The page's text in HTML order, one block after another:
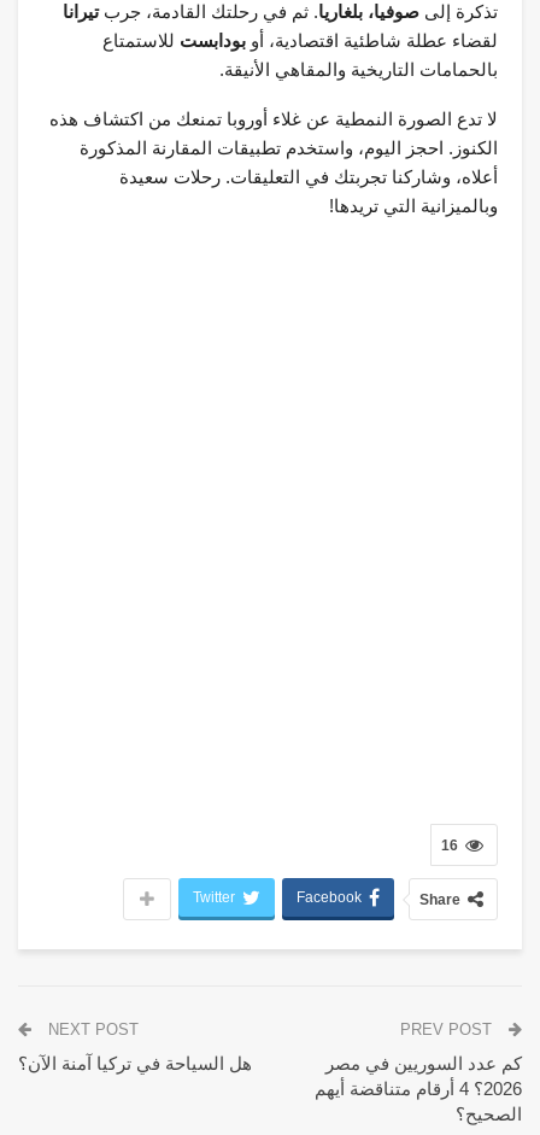
تذكرة إلى صوفيا، بلغاريا. ثم في رحلتك القادمة، جربتيرانا
لقضاء عطلة شاطئية اقتصادية، أو بودابست للاستمتاع
بالحمامات التاريخية والمقاهي الأنيقة.
لا تدع الصورة النمطية عن غلاء أوروبا تمنعك من اكتشاف هذه
الكنوز. احجز اليوم، واستخدم تطبيقات المقارنة المذكورة
أعلاه، وشاركنا تجربتك في التعليقات. رحلات سعيدة
وبالميزانية التي تريدها!
16
Share
Facebook
Twitter
كم عدد السوريين في مصر
2026؟ 4 أرقام متناقضة أيهم
الصحيح؟
NEXT POST
هل السياحة في تركيا آمنة الآن؟